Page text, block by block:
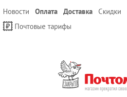
Новости Оплата Доставка Скидки
Почтовые тарифы